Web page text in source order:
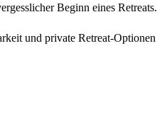
Beginn eines Retreats.
und private Retreat-Optionen